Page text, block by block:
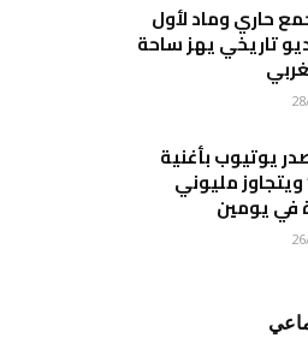
حاري وماد لأول
تاريخي يهز ساحة
يوتيوب بأغنية
مليوني
يومين